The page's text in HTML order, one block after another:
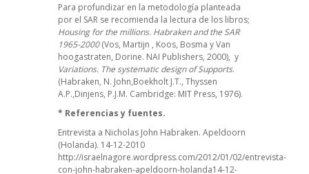
Para profundizar en la metodología planteada
por el SAR se recomienda la lectura de los libros;
Housing for the millions. Habraken and the SAR
1965-2000(Vos, Martijn , Koos, Bosma y Van
hoogastraten, Dorine. NAI Publishers, 2000), y
Variations. The systematic design of Supports.
(Habraken, N. John,Boekholt J.T., Thyssen
A.P.,Dinjens, P.J.M. Cambridge: MIT Press, 1976).
* Referencias y fuentes.
Entrevista a Nicholas John Habraken. Apeldoorn
(Holanda). 14-12-2010
http://israelnagore.wordpress.com/2012/01/02/entrevista-
con-john-habraken-apeldoorn-holanda14-12-